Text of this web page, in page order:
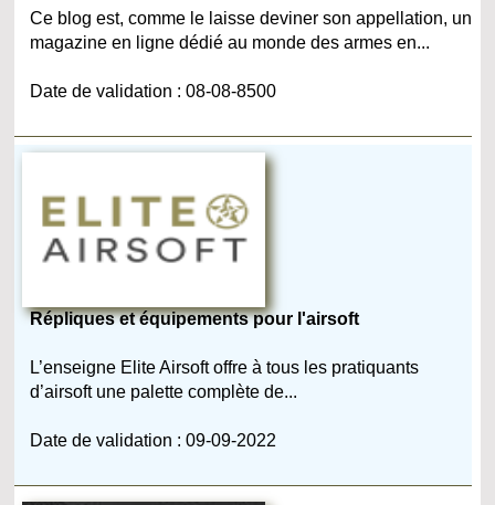
Ce blog est, comme le laisse deviner son appellation, un
magazine en ligne dédié au monde des armes en...
Date de validation : 08-08-8500
Répliques et équipements pour l'airsoft
L’enseigne Elite Airsoft offre à tous les pratiquants
d’airsoft une palette complète de...
Date de validation : 09-09-2022